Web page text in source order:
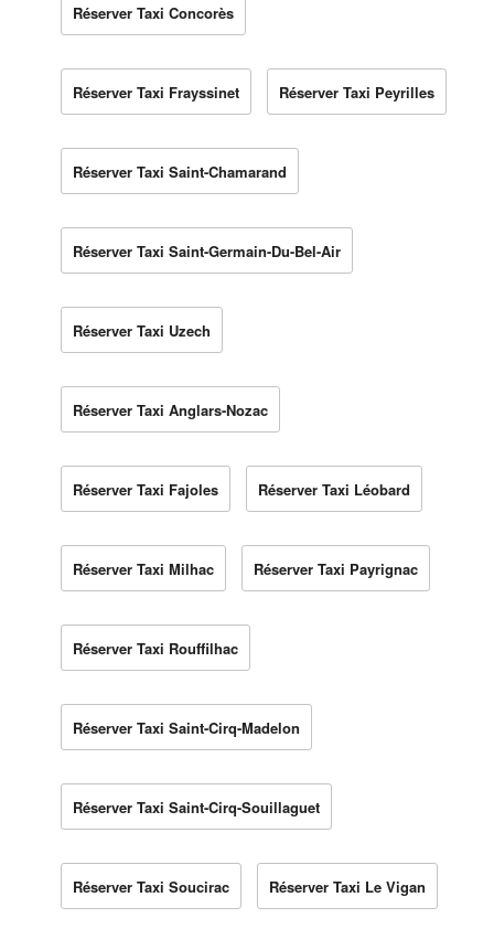
Réserver Taxi Concorès
Réserver Taxi Frayssinet Réserver Taxi Peyrilles
Réserver Taxi Saint-Chamarand
Réserver Taxi Saint-Germain-Du-Bel-Air
Réserver Taxi Uzech
Réserver Taxi Anglars-Nozac
Réserver Taxi Fajoles Réserver Taxi Léobard
Réserver Taxi Milhac Réserver Taxi Payrignac
Réserver Taxi Rouffilhac
Réserver Taxi Saint-Cirq-Madelon
Réserver Taxi Saint-Cirq-Souillaguet
Réserver Taxi Soucirac Réserver Taxi Le Vigan